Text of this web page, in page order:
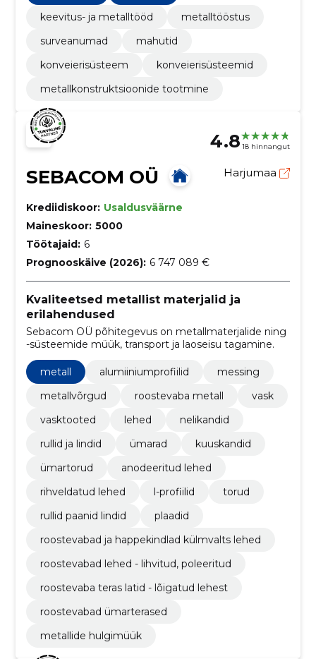
keevitus- ja metalltööd
metalltööstus
surveanumad
mahutid
konveierisüsteem
konveierisüsteemid
metallkonstruktsioonide tootmine
4.8 18 hinnangut
SEBACOM OÜ Harjumaa
Krediidiskoor: Usaldusväärne
Maineskoor: 5000
Töötajaid: 6
Prognooskäive (2026): 6 747 089 €
Kvaliteetsed metallist materjalid ja
erilahendused
Sebacom OÜ põhitegevus on metallmaterjalide ning
-süsteemide müük, transport ja laoseisu tagamine.
metall alumiiniumprofiilid
messing
metallvõrgud
roostevaba metall
vask
vasktooted
lehed
nelikandid
rullid ja lindid
ümarad
kuuskandid
ümartorud
anodeeritud lehed
rihveldatud lehed
l-profiilid
torud
rullid paanid lindid
plaadid
roostevabad ja happekindlad külmvalts lehed
roostevabad lehed - lihvitud, poleeritud
roostevaba teras latid - lõigatud lehest
roostevabad ümarterased
metallide hulgimüük